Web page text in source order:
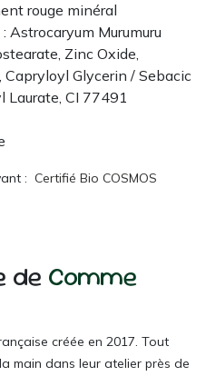
rouge minéral
: Astrocaryum Murumuru
Zinc Oxide,
Capryloyl Glycerin / Sebacic
Laurate, CI 77491
: Certifié Bio COSMOS
de Comme
créée en 2017. Tout
main dans leur atelier près de